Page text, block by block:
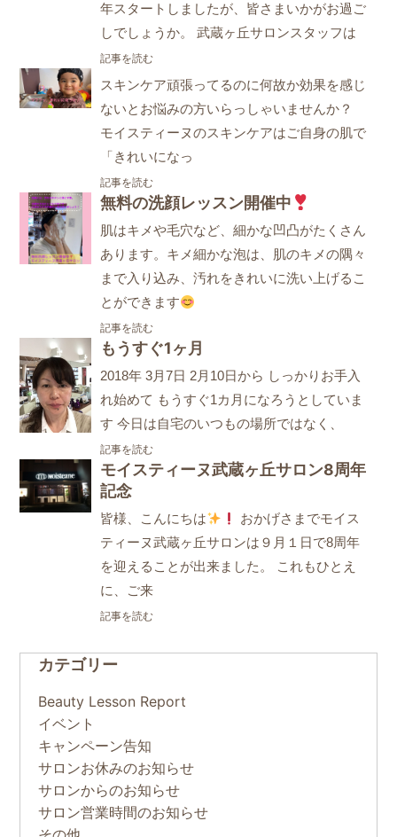
年スタートしましたが、皆さまいかがお過ご
しでしょうか。 武蔵ヶ丘サロンスタッフは
記事を読む
スキンケア頑張ってるのに何故か効果を感じ
ないとお悩みの方いらっしゃいませんか？
モイスティーヌのスキンケアはご自身の肌で
「きれいになっ
記事を読む
無料の洗顔レッスン開催中
肌はキメや毛穴など、細かな凹凸がたくさん
あります。キメ細かな泡は、肌のキメの隅々
まで入り込み、汚れをきれいに洗い上げるこ
とができます
記事を読む
もうすぐ1ヶ月
2018年 3月7日 2月10日から しっかりお手入
れ始めて もうすぐ1カ月になろうとしていま
す 今日は自宅のいつもの場所ではなく、
記事を読む
モイスティーヌ武蔵ヶ丘サロン8周年
記念
皆様、こんにちは
おかげさまでモイス
ティーヌ武蔵ヶ丘サロンは９月１日で8周年
を迎えることが出来ました。 これもひとえ
に、ご来
記事を読む
カテゴリー
Beauty Lesson Report
イベント
キャンペーン告知
サロンお休みのお知らせ
サロンからのお知らせ
サロン営業時間のお知らせ